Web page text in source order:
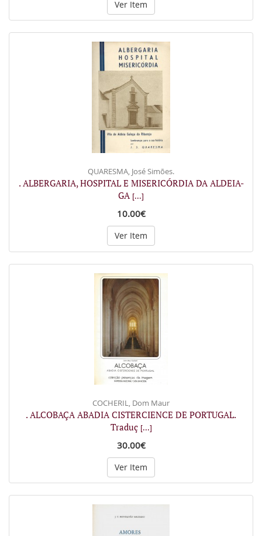
Ver Item
QUARESMA, José Simões.
. ALBERGARIA, HOSPITAL E MISERICÓRDIA DA ALDEIA-
GA [...]
10.00€
Ver Item
COCHERIL, Dom Maur
. ALCOBAÇA ABADIA CISTERCIENCE DE PORTUGAL.
Traduç [...]
30.00€
Ver Item